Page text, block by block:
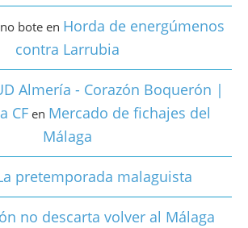
bote en Horda de energúmenos
contra Larrubia
Almería - Corazón Boquerón |
CFen Mercado de fichajes del
Málaga
pretemporada malaguista
no descarta volver al Málaga